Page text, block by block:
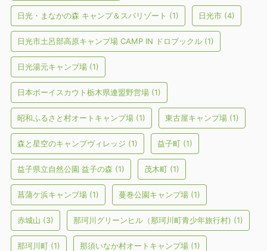
日光・まなかの森 キャンプ＆スパリゾート (1) 日光市 (4)
日光市土呂部高原キャンプ場 CAMP IN ドロブックル (1)
日光湯元キャンプ場 (1)
日本ボーイスカウト栃木県連盟野営場 (1)
昭和ふるさと村オートキャンプ場 (1) 東古屋キャンプ場 (1)
森と星空のキャンプヴィレッジ (1) 益子町 (1)
益子県立自然公園 益子の森 (1) 茂木町 (1)
菖蒲ケ浜キャンプ場 (1) 蔓巻公園キャンプ場 (1)
赤城山 (3) 那珂川グリーンヒル（那珂川町青少年旅行村) (1)
那珂川町 (1) 那須いなか村オートキャンプ場 (1)